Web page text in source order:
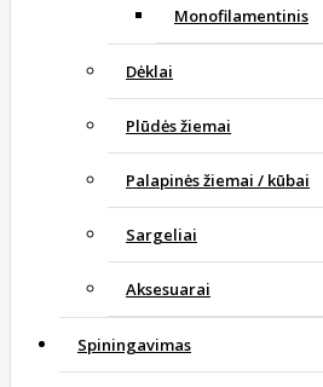
Monofilamentinis
Dėklai
Plūdės žiemai
Palapinės žiemai / kūbai
Sargeliai
Aksesuarai
Spiningavimas